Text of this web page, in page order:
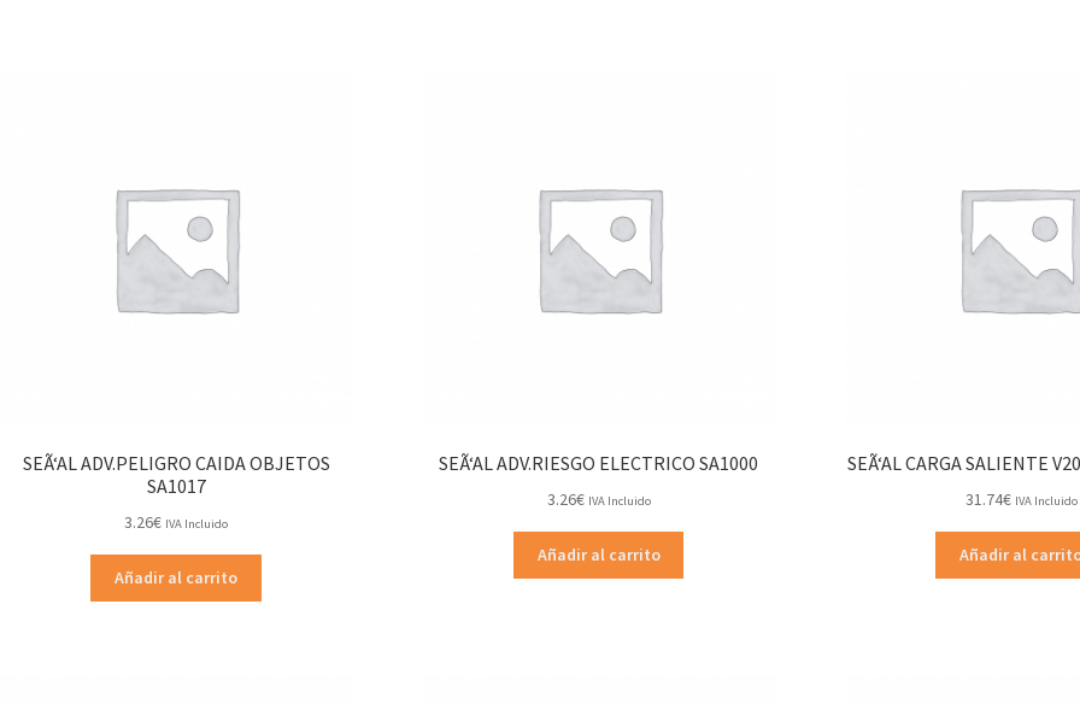
SEÃ‘AL ADV.PELIGRO CAIDA OBJETOS
SA1017
3.26€ IVA Incluido
Añadir al carrito
SEÃ‘AL ADV.RIESGO ELECTRICO SA1000
3.26€ IVA Incluido
Añadir al carrito
SEÃ‘AL CARGA SALIENTE
31.74€ IVA Incluido
Añadir al